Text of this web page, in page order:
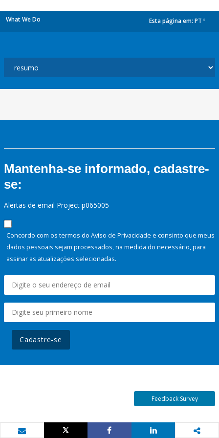
What We Do Esta página em: PT
Mantenha-se informado, cadastre-
se:
Alertas de email Project p065005
Concordo com os termos do Aviso de Privacidade e consinto que meus
dados pessoais sejam processados, na medida do necessário, para
assinar as atualizações selecionadas.
Cadastre-se
Feedback Survey